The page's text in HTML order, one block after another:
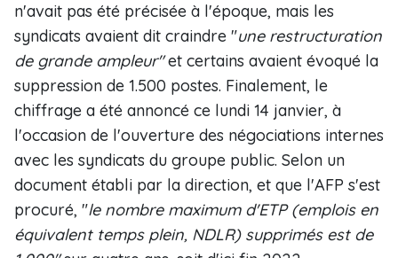
n'avait pas été précisée à l'époque, mais les
syndicats avaient dit craindre "une restructuration
de grande ampleur"et certains avaient évoqué la
suppression de 1.500 postes. Finalement, le
chiffrage a été annoncé ce lundi 14 janvier, à
l'occasion de l'ouverture des négociations internes
avec les syndicats du groupe public. Selon un
document établi par la direction, et que l'AFP s'est
procuré, "le nombre maximum d'ETP (emplois en
équivalent temps plein, NDLR) supprimés est de